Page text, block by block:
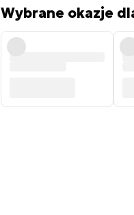
Wybrane okazje